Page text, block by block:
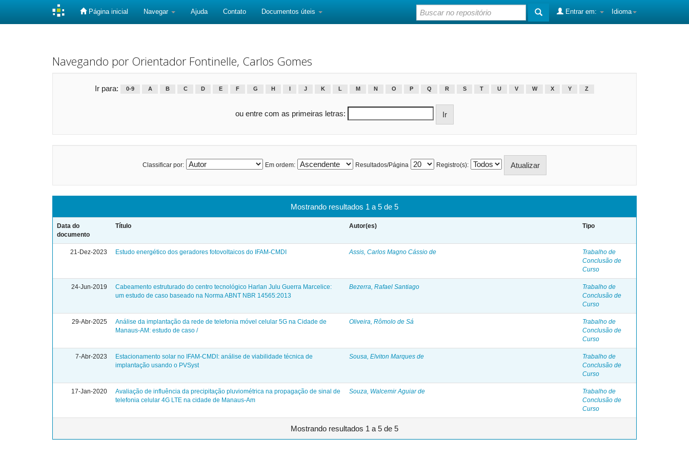
Página inicial Navegar Ajuda Contato Documentos úteis Idioma
Entrar em:
Navegando por Orientador Fontinelle, Carlos Gomes
Ir para: 0-9 A B C D E F G H J K L M N O P Q R S T U V W X Y Z
ou entre com as primeiras letras:
Classificar por: Em ordem: Resultados/Página Registro(s):
Mostrando resultados 1 a 5 de 5
Data do
documento
Título Autor(es) Tipo
21-Dez-2023 Estudo energético dos geradores fotovoltaicos do IFAM-CMDI Assis, Carlos Magno Cássio de
Trabalho de
Conclusão de
Curso
24-Jun-2019
Cabeamento estruturado do centro tecnológico Harlan Julu Guerra Marcelice:
um estudo de caso baseado na Norma ABNT NBR 14565:2013
Bezerra, Rafael Santiago
Trabalho de
Conclusão de
Curso
29-Abr-2025
Análise da implantação da rede de telefonia móvel celular 5G na Cidade de
Manaus-AM: estudo de caso /
Oliveira, Rômolo de Sá
Trabalho de
Conclusão de
Curso
7-Abr-2023
Estacionamento solar no IFAM-CMDI: análise de viabilidade técnica de
implantação usando o PVSyst
Sousa, Elviton Marques de
Trabalho de
Conclusão de
Curso
17-Jan-2020
Avaliação de influência da precipitação pluviométrica na propagação de sinal de
telefonia celular 4G LTE na cidade de Manaus-Am
Souza, Walcemir Aguiar de
Trabalho de
Conclusão de
Curso
Mostrando resultados 1 a 5 de 5